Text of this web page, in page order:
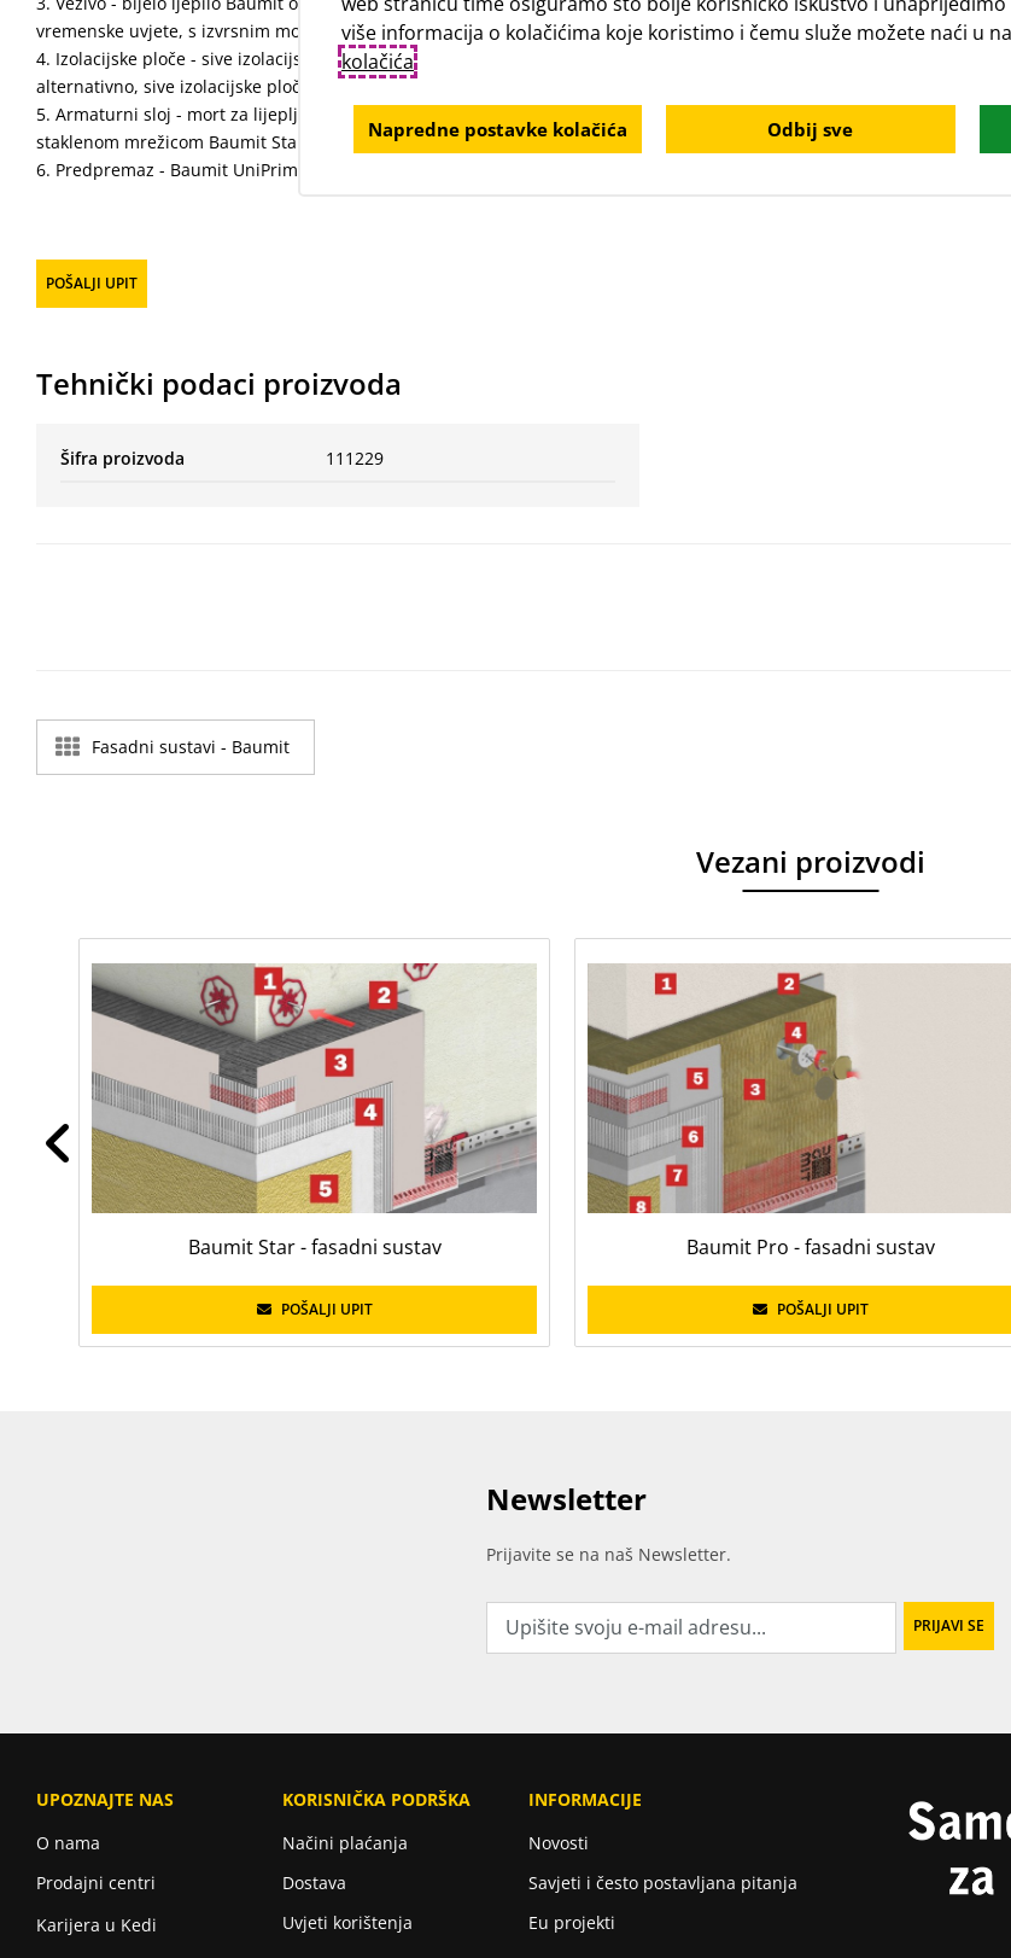
vremenske uvjete, s izvrsnim mogućnostima primjene.
Izolacijske ploče - sive izolacijske ploče s reflektivnim slojem Baumit open reflect;
alternativno, sive izolacijske ploče open Plus, ili bijele ploče openTherm
Armaturni sloj - mort za lijepljenje Baumit ProContact s umetnutom alkalno otpornom
staklenom mrežicom Baumit StarTex
Predpremaz - Baumit UniPrimer ili PremiumPrimer
POŠALJI UPIT
Tehnički podaci proizvoda
Šifra proizvoda 111229
Fasadni sustavi - Baumit
Vezani proizvodi
Baumit Star - fasadni sustav
POŠALJI UPIT
Baumit Pro - fasadni sustav
POŠALJI UPIT
više informacija o kolačićima koje koristimo i čemu služe možete naći u
kolačića.
Napredne postavke kolačića Odbij sve
Newsletter
Prijavite se na naš Newsletter.
UPOZNAJTE NAS
O nama
Prodajni centri
Karijera u Kedi
KORISNIČKA PODRŠKA
Načini plaćanja
Dostava
Uvjeti korištenja
INFORMACIJE
Novosti
Savjeti i često postavljana pitanja
Eu projekti